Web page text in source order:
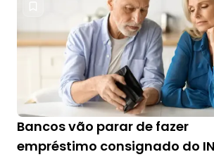
Bancos vão parar de fazer
empréstimo consignado do